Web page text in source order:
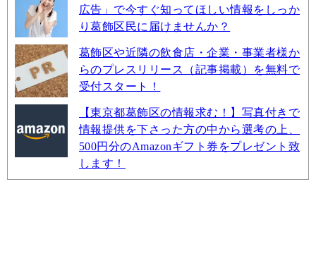
広告」で今すぐ知ってほしい情報をしっか
り葛飾区民に届けませんか？
葛飾区や近隣の飲食店・企業・事業者様か
らのプレスリリース（記事掲載）を無料で
受付スタート！
【東京都葛飾区の情報求む！】写真付きで
情報提供を下さった方の中から選考の上、
500円分のAmazonギフト券をプレゼント致
します！